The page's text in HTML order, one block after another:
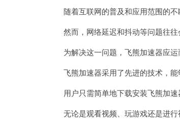
随着互联网的普及和应用范围的不
然而，网络延迟和抖动等问题往往
为解决这一问题，飞熊加速器应运
飞熊加速器采用了先进的技术，能
用户只需简单地下载安装飞熊加速
无论是观看视频、玩游戏还是进行